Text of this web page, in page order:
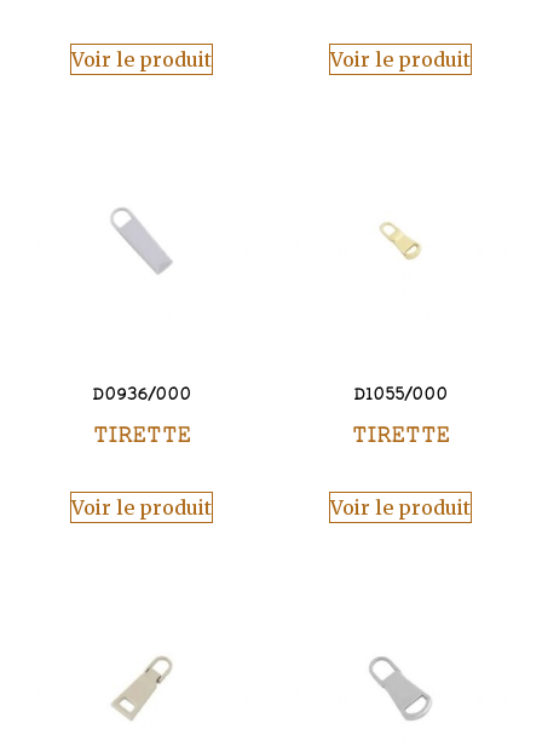
Voir le produit Voir le produit
D0936/000
TIRETTE
Voir le produit
D1055/000
TIRETTE
Voir le produit